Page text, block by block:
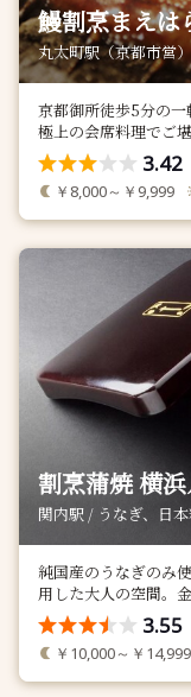
鰻割烹まえは
丸太町駅（京都市営
京都御所徒歩5分の一
極上の会席料理でご
3.42
￥8,000～￥9,999
割烹蒲焼 横
関内駅 / うなぎ、日
純国産のうなぎのみ
用した大人の空間。
3.55
￥10,000～￥14,999